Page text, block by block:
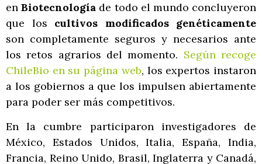
enBiotecnología de todo el mundo concluyeron
que los cultivos modificados genéticamente
son completamente seguros y necesarios ante
los retos agrarios del momento. Según recoge
ChileBio en su página web, los expertos instaron
a los gobiernos a que los impulsen abiertamente
para poder ser más competitivos.
En la cumbre participaron investigadores de
México, Estados Unidos, Italia, España, India,
Francia, Reino Unido, Brasil, Inglaterra y Canadá,